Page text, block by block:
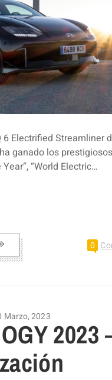
6 Electrified Streamliner
ganado los
“World Electric…
0
Marzo, 2023
2023